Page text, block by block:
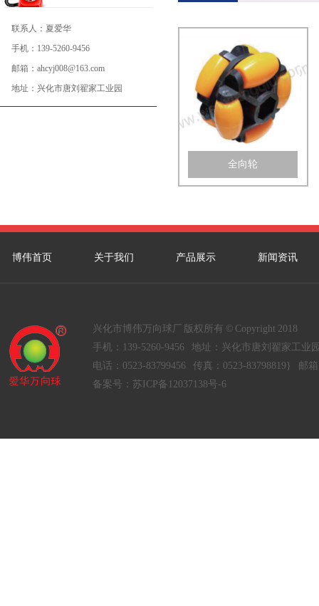
联系人： 夏爱华
手机： 139-5260-9456
邮箱： ahcyj008@163.com
地址： 兴化市唐刘翟家工业园
全向轮
博伟首页 关于我们 产品展示 新闻资讯
兴化市博伟万向球厂 版权所有 © Copyright 2018
手机：139-5260-9456 地址：兴化市唐刘翟家工业
电话：0523-83799456 传真：0523-83798819} 邮箱
备案号： 苏ICP备12037138号-6